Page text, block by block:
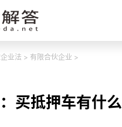
业法 > 有限合伙企业 >
买抵押车有什